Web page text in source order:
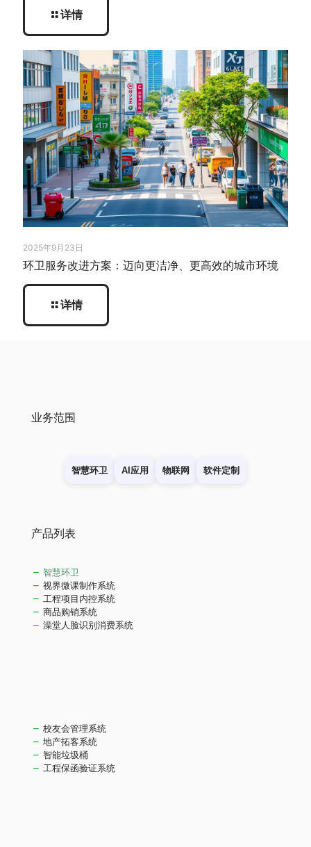
详情
2025年9月23日
环卫服务改进方案：迈向更洁净、更高效的城市环境
详情
业务范围
智慧环卫 AI应用 物联网 软件定制
产品列表
智慧环卫
视界微课制作系统
工程项目内控系统
商品购销系统
澡堂人脸识别消费系统
校友会管理系统
地产拓客系统
智能垃圾桶
工程保函验证系统